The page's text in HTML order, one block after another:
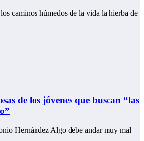
caminos húmedos de la vida la hierba de
de los jóvenes que buscan “las
Hernández Algo debe andar muy mal